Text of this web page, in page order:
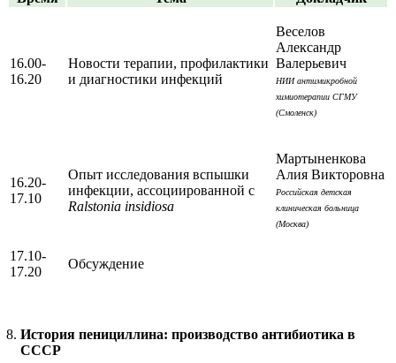
16.00-
16.20
Новости терапии, профилактики
и диагностики инфекций
Веселов
Александр
Валерьевич
НИИ антимикробной
химиотерапии СГМУ
(Смоленск)
16.20-
17.10
Опыт исследования вспышки
инфекции, ассоциированной с
Ralstonia insidiosa
Мартыненкова
Алия Викторовна
Российская детская
клиническая больница
(Москва)
17.10-
17.20
Обсуждение
История пенициллина: производство антибиотика в
СССР